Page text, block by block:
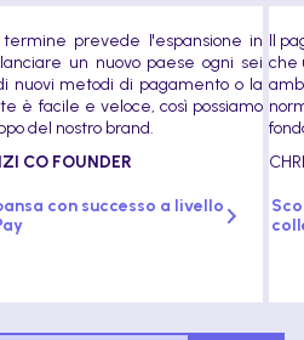
prevede l'espansione in
un nuovo paese ogni sei
nuovi metodi di pagamento o la
è facile e veloce, così possiamo
del nostro brand.
CO FOUNDER
con successo a livello
Il
che